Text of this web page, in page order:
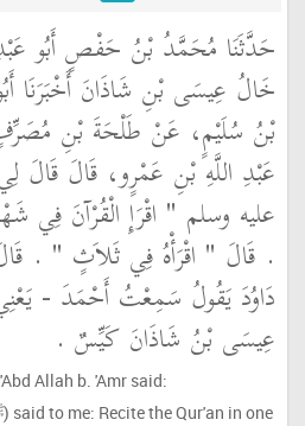
حَدَّثَنَا مُحَمَّدُ بْنُ حَفْصٍ أَبُو
خَالُ عِيسَى بْنِ شَاذَانَ أَخْبَرَنَا
بْنُ سُلَيْمٍ، عَنْ طَلْحَةَ بْنِ
عَبْدِ اللَّهِ بْنِ عَمْرٍو، قَالَ قَالَ
عليه وسلم ‏"‏ اقْرَإِ الْقُرْآنَ
‏.‏ قَالَ ‏"‏ اقْرَأْهُ فِي ثَلاَثٍ ‏"‏ ‏.‏
دَاوُدَ يَقُولُ سَمِعْتُ أَحْمَدَ -
عِيسَى بْنُ شَاذَانَ كَيِّسٌ ‏.‏
Allah b. 'Amr said: